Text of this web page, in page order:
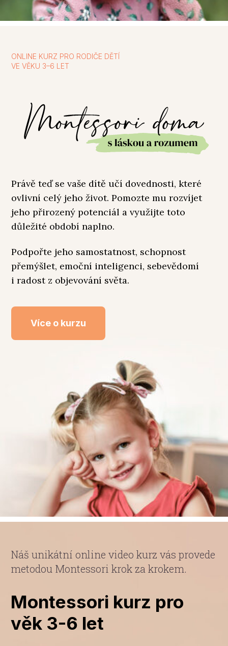
ONLINE KURZ PRO RODIČE DĚTÍ
VE VĚKU 3–6 LET
Právě teď se vaše dítě učí dovednosti, které
ovlivní celý jeho život. Pomozte mu rozvíjet
jeho přirozený potenciál a využijte toto
důležité období naplno.
Podpořte jeho samostatnost, schopnost
přemýšlet, emoční inteligenci, sebevědomí
i radost z objevování světa.
Více o kurzu
Náš unikátní online video kurz vás provede
metodou Montessori krok za krokem.
Montessori kurz pro
věk 3-6 let